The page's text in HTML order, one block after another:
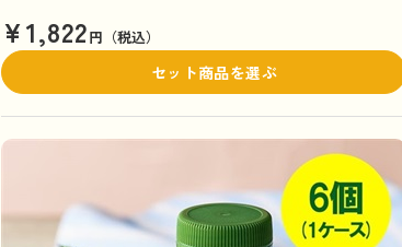
¥1,822円（税込）
セット商品を選ぶ